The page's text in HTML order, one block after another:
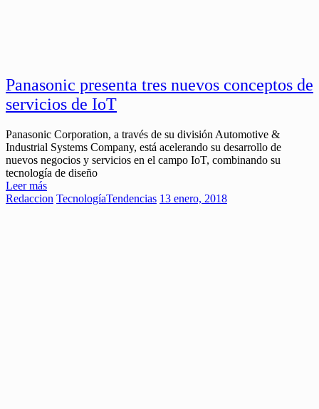
Panasonic presenta tres nuevos conceptos de
servicios de IoT
Panasonic Corporation, a través de su división Automotive &
Industrial Systems Company, está acelerando su desarrollo de
nuevos negocios y servicios en el campo IoT, combinando su
tecnología de diseño
Leer más
Redaccion TecnologíaTendencias 13 enero, 2018